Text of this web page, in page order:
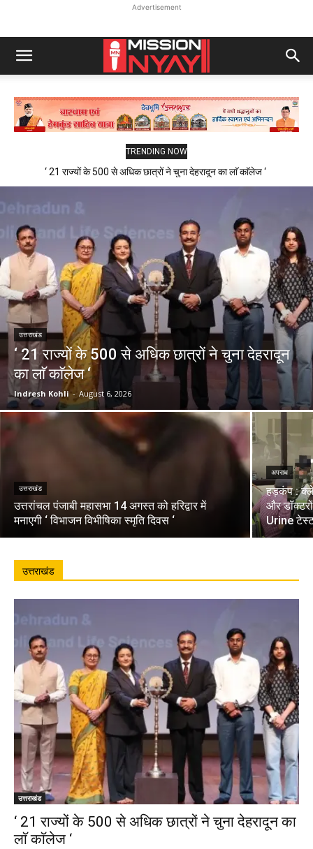
Advertisement
TRENDING NOW
‘ 21 राज्यों के 500 से अधिक छात्रों ने चुना देहरादून का लाॅ काॅलेज ‘
उत्तराखंड
‘ 21 राज्यों के 500 से अधिक छात्रों ने चुना देहरादून
का लाॅ काॅलेज ‘
Indresh Kohli - August 6, 2026
उत्तराखंड
उत्तरांचल पंजाबी महासभा 14 अगस्त को हरिद्वार में
मनाएगी ‘ विभाजन विभीषिका स्मृति दिवस ‘
अपराध
हड़कंप :
और
Urine
उत्तराखंड
उत्तराखंड
‘ 21 राज्यों के 500 से अधिक छात्रों ने चुना देहरादून का
लाॅ काॅलेज ‘